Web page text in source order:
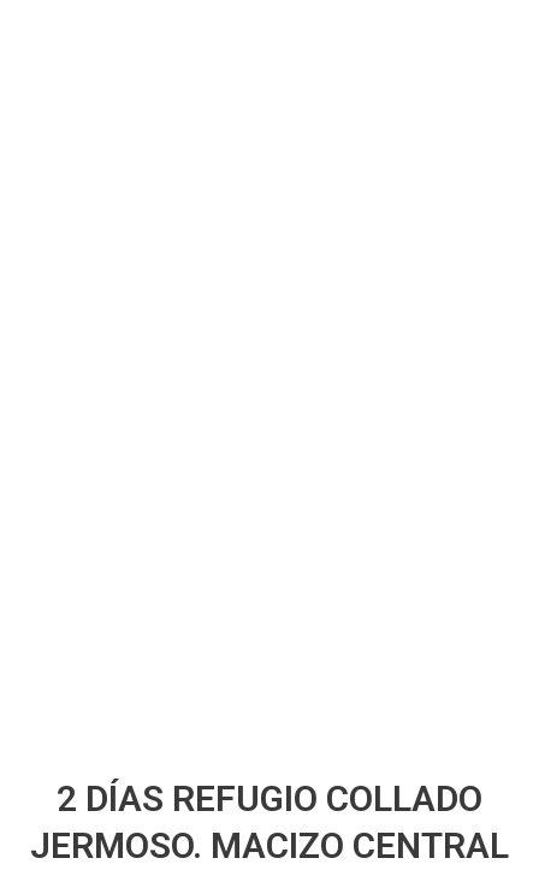
2 DÍAS REFUGIO COLLADO
JERMOSO. MACIZO CENTRAL